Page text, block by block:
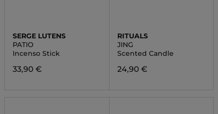
SERGE LUTENS
PATIO
Incenso Stick
33,90 €
RITUALS
JING
Scented Candle
24,90 €